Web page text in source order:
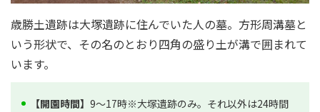
歳勝土遺跡は大塚遺跡に住んでいた人の墓。方形周溝墓と
いう形状で、その名のとおり四角の盛り土が溝で囲まれて
います。
【開園時間】 9～17時※大塚遺跡のみ。それ以外は24時間